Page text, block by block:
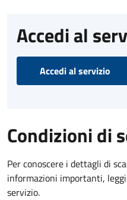
Accedi al
Accedi al servizio
Condizioni di
Per conoscere i dettagli di
informazioni importanti,
servizio.